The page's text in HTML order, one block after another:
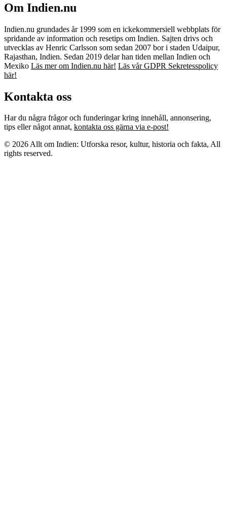
Om Indien.nu
Indien.nu grundades år 1999 som en ickekommersiell webbplats för
spridande av information och resetips om Indien. Sajten drivs och
utvecklas av Henric Carlsson som sedan 2007 bor i staden Udaipur,
Rajasthan, Indien. Sedan 2019 delar han tiden mellan Indien och
Mexiko Läs mer om Indien.nu här! Läs vår GDPR Sekretesspolicy
här!
Kontakta oss
Har du några frågor och funderingar kring innehåll, annonsering,
tips eller något annat, kontakta oss gärna via e-post!
© 2026 Allt om Indien: Utforska resor, kultur, historia och fakta, All
rights reserved.